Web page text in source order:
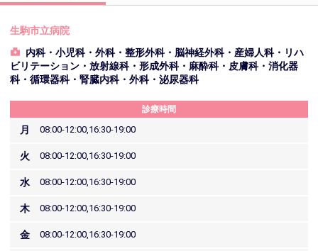
生駒市立病院
内科・小児科・外科・整形外科・脳神経外科・産婦人科・リハ
ビリテーション・放射線科・形成外科・麻酔科・皮膚科・消化器
科・循環器科・腎臓内科・外科・泌尿器科
診療時間
月 08:00-12:00,16:30-19:00
火 08:00-12:00,16:30-19:00
水 08:00-12:00,16:30-19:00
木 08:00-12:00,16:30-19:00
金 08:00-12:00,16:30-19:00